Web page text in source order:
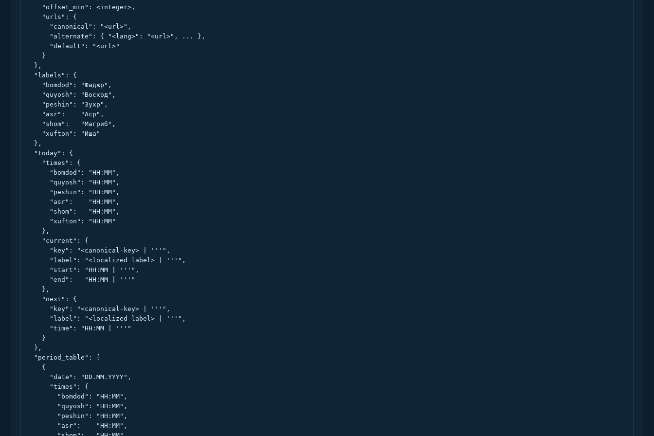
    "offset_min": <integer>,
    "urls": {
      "canonical": "<url>",
      "alternate": { "<lang>": "<url>", ... },
      "default": "<url>"
    }
  },
  "labels": {
    "bomdod": "Фаджр",
    "quyosh": "Восход",
    "peshin": "Зухр",
    "asr":    "Аср",
    "shom":   "Магриб",
    "xufton": "Иша"
  },
  "today": {
    "times": {
      "bomdod": "HH:MM",
      "quyosh": "HH:MM",
      "peshin": "HH:MM",
      "asr":    "HH:MM",
      "shom":   "HH:MM",
      "xufton": "HH:MM"
    },
    "current": {
      "key": "<canonical-key> | '''",
      "label": "<localized label> | '''",
      "start": "HH:MM | '''",
      "end":   "HH:MM | '''"
    },
    "next": {
      "key": "<canonical-key> | '''",
      "label": "<localized label> | '''",
      "time": "HH:MM | '''"
    }
  },
  "period_table": [
    {
      "date": "DD.MM.YYYY",
      "times": {
        "bomdod": "HH:MM",
        "quyosh": "HH:MM",
        "peshin": "HH:MM",
        "asr":    "HH:MM",